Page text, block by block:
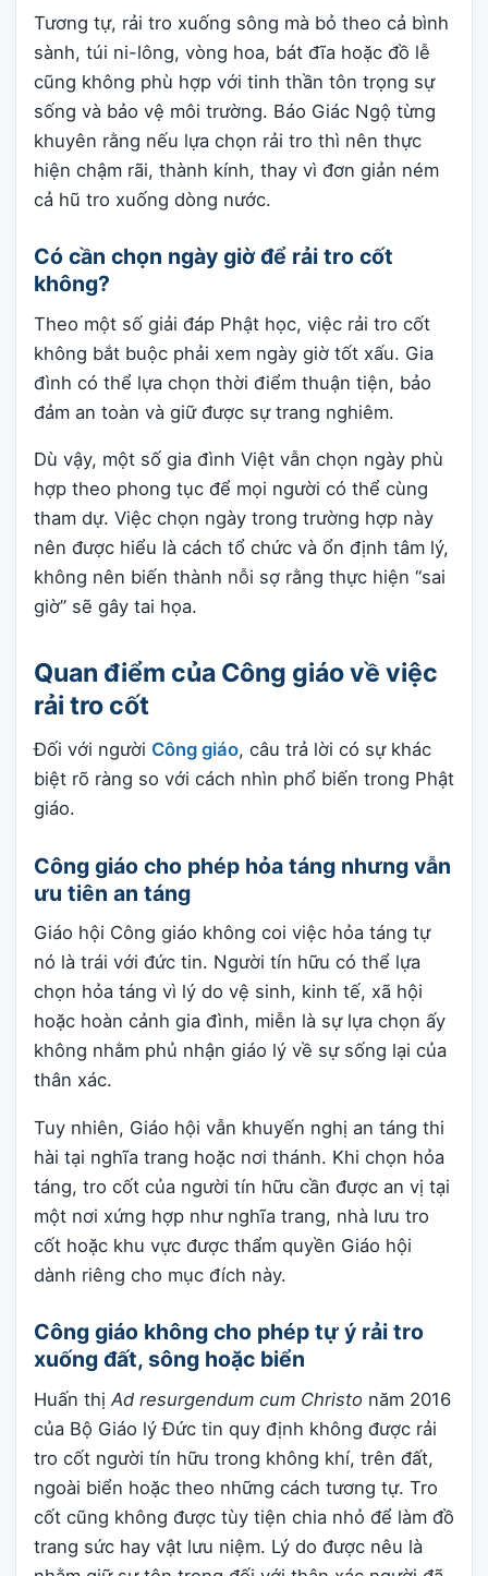
Tương tự, rải tro xuống sông mà bỏ theo cả bình
sành, túi ni-lông, vòng hoa, bát đĩa hoặc đồ lễ
cũng không phù hợp với tinh thần tôn trọng sự
sống và bảo vệ môi trường. Báo Giác Ngộ từng
khuyên rằng nếu lựa chọn rải tro thì nên thực
hiện chậm rãi, thành kính, thay vì đơn giản ném
cả hũ tro xuống dòng nước.
Có cần chọn ngày giờ để rải tro cốt
không?
Theo một số giải đáp Phật học, việc rải tro cốt
không bắt buộc phải xem ngày giờ tốt xấu. Gia
đình có thể lựa chọn thời điểm thuận tiện, bảo
đảm an toàn và giữ được sự trang nghiêm.
Dù vậy, một số gia đình Việt vẫn chọn ngày phù
hợp theo phong tục để mọi người có thể cùng
tham dự. Việc chọn ngày trong trường hợp này
nên được hiểu là cách tổ chức và ổn định tâm lý,
không nên biến thành nỗi sợ rằng thực hiện “sai
giờ” sẽ gây tai họa.
Quan điểm của Công giáo về việc
rải tro cốt
Đối với người Công giáo, câu trả lời có sự khác
biệt rõ ràng so với cách nhìn phổ biến trong Phật
giáo.
Công giáo cho phép hỏa táng nhưng vẫn
ưu tiên an táng
Giáo hội Công giáo không coi việc hỏa táng tự
nó là trái với đức tin. Người tín hữu có thể lựa
chọn hỏa táng vì lý do vệ sinh, kinh tế, xã hội
hoặc hoàn cảnh gia đình, miễn là sự lựa chọn ấy
không nhằm phủ nhận giáo lý về sự sống lại của
thân xác.
Tuy nhiên, Giáo hội vẫn khuyến nghị an táng thi
hài tại nghĩa trang hoặc nơi thánh. Khi chọn hỏa
táng, tro cốt của người tín hữu cần được an vị tại
một nơi xứng hợp như nghĩa trang, nhà lưu tro
cốt hoặc khu vực được thẩm quyền Giáo hội
dành riêng cho mục đích này.
Công giáo không cho phép tự ý rải tro
xuống đất, sông hoặc biển
Huấn thịAd resurgendum cum Christo năm 2016
của Bộ Giáo lý Đức tin quy định không được rải
tro cốt người tín hữu trong không khí, trên đất,
ngoài biển hoặc theo những cách tương tự. Tro
cốt cũng không được tùy tiện chia nhỏ để làm đồ
trang sức hay vật lưu niệm. Lý do được nêu là